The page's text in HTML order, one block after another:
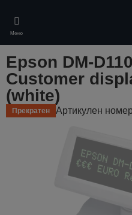
main
content
Меню
Epson DM-
Customer
(white)
Прекратен Артикулен